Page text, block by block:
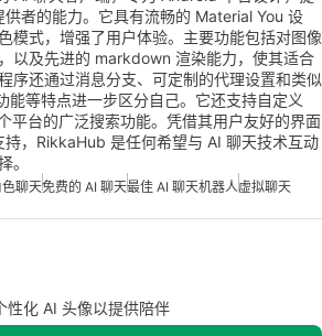
者的能力。它具有流畅的 Material You 设
模式，增强了用户体验。主要功能包括对图像
以及先进的 markdown 渲染能力，使其适合
序还通过消息分支、可定制的代理设置和类似
能等特点进一步区分自己。它还支持自定义
平台的广泛搜索功能。凭借其用户友好的界面
，RikkaHub 是任何希望与 AI 聊天技术互动
。
聊天免费的 AI 聊天最佳 AI 聊天机器人虚拟聊天
性化 AI 头像以提供陪伴